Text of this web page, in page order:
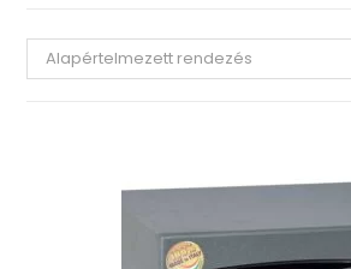
Alapértelmezett rendezés